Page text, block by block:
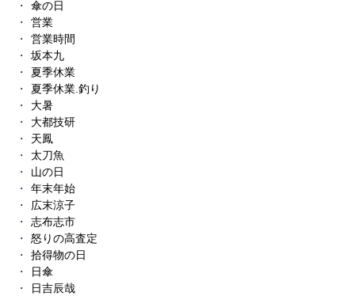
傘の日
営業
営業時間
坂本九
夏季休業
夏季休業.釣り
大暑
大都技研
天鳳
太刀魚
山の日
年末年始
広末涼子
志布志市
怒りの高査定
拾得物の日
日傘
日吉辰哉